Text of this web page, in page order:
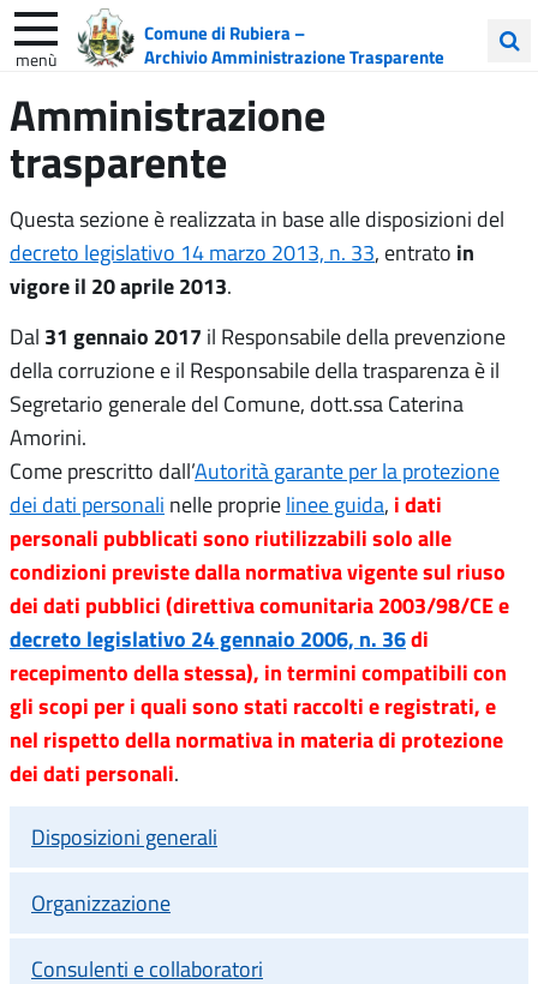
Comune di Rubiera –
Archivio Amministrazione Trasparente
menù
nel
sito
Amministrazione
trasparente
Questa sezione è realizzata in base alle disposizioni del
decreto legislativo 14 marzo 2013, n. 33, entrato in
vigore il 20 aprile 2013.
Dal 31 gennaio 2017 il Responsabile della prevenzione
della corruzione e il Responsabile della trasparenza è il
Segretario generale del Comune, dott.ssa Caterina
Amorini.
Come prescritto dall’Autorità garante per la protezione
dei dati personali nelle proprie linee guida, i dati
personali pubblicati sono riutilizzabili solo alle
condizioni previste dalla normativa vigente sul riuso
dei dati pubblici (direttiva comunitaria 2003/98/CE e
decreto legislativo 24 gennaio 2006, n. 36di
recepimento della stessa), in termini compatibili con
gli scopi per i quali sono stati raccolti e registrati, e
nel rispetto della normativa in materia di protezione
dei dati personali.
Disposizioni generali
Organizzazione
Consulenti e collaboratori